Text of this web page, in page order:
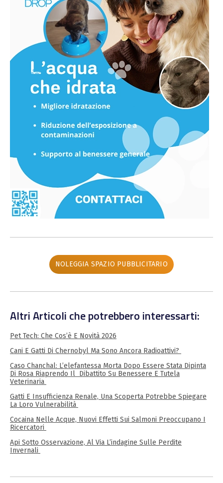
NOLEGGIA SPAZIO PUBBLICITARIO
Altri Articoli che potrebbero interessarti:
Pet Tech: Che Cos’è E Novità 2026
Cani E Gatti Di Chernobyl Ma Sono Ancora Radioattivi?
Caso Chanchal: L’elefantessa Morta Dopo Essere Stata Dipinta
Di Rosa Riaprendo Il Dibattito Su Benessere E Tutela
Veterinaria
Gatti E Insufficienza Renale, Una Scoperta Potrebbe Spiegare
La Loro Vulnerabilità
Cocaina Nelle Acque, Nuovi Effetti Sui Salmoni Preoccupano I
Ricercatori
Api Sotto Osservazione, Al Via L’indagine Sulle Perdite
Invernali